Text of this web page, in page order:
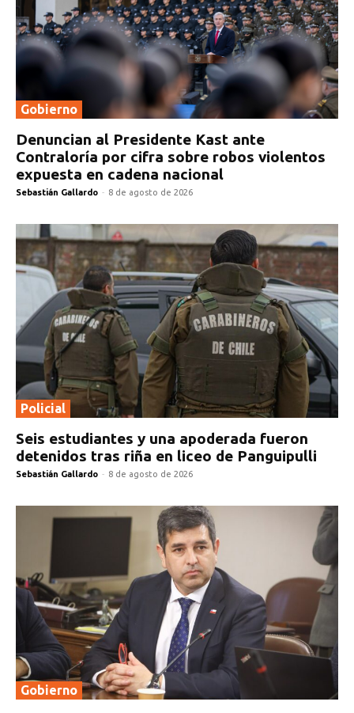
Gobierno
Denuncian al Presidente Kast ante
Contraloría por cifra sobre robos violentos
expuesta en cadena nacional
Sebastián Gallardo - 8 de agosto de 2026
Policial
Seis estudiantes y una apoderada fueron
detenidos tras riña en liceo de Panguipulli
Sebastián Gallardo - 8 de agosto de 2026
Gobierno